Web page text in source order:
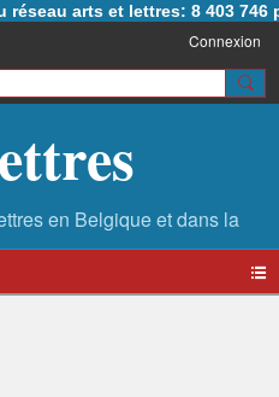
arts et lettres: 8 403 746
Connexion